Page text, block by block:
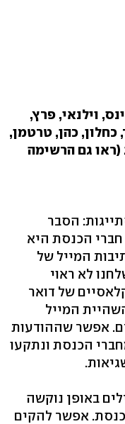
וילנאי, פרץ,
כחלון, כהן, טרטמן,
(ראו גם הרשימה
הסבר
הכנסת היא
המייל של
לא ראוי
של דואר
המייל
אפשר שההודעות
הכנסת ונתקעו
באופן נוקשה
אפשר להקים